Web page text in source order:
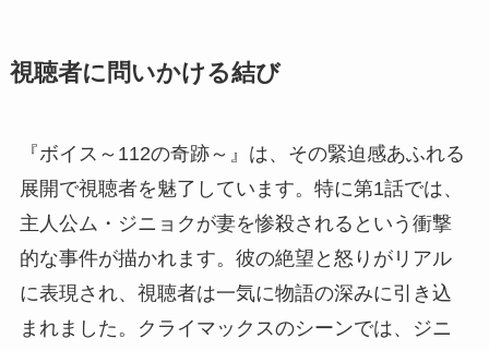
視聴者に問いかける結び
『ボイス～112の奇跡～』は、その緊迫感あふれる
展開で視聴者を魅了しています。特に第1話では、
主人公ム・ジニョクが妻を惨殺されるという衝撃
的な事件が描かれます。彼の絶望と怒りがリアル
に表現され、視聴者は一気に物語の深みに引き込
まれました。クライマックスのシーンでは、ジニ